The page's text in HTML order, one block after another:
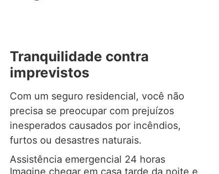
Tranquilidade contra
imprevistos
Com um seguro residencial, você não
precisa se preocupar com prejuízos
inesperados causados por incêndios,
furtos ou desastres naturais.
Assistência emergencial 24 horas
Imagine chegar em casa tarde da noite e